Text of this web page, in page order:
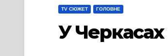
TV СЮЖЕТ ГОЛОВНЕ
У Черкасах